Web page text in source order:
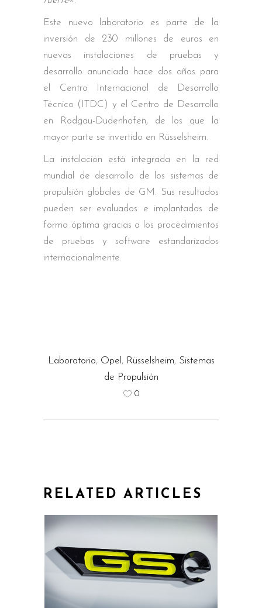
Este nuevo laboratorio es parte de la
inversión de 230 millones de euros en
nuevas instalaciones de pruebas y
desarrollo anunciada hace dos años para
el Centro Internacional de Desarrollo
Técnico (ITDC) y el Centro de Desarrollo
en Rodgau-Dudenhofen, de los que la
mayor parte se invertido en Rüsselsheim.
La instalación está integrada en la red
mundial de desarrollo de los sistemas de
propulsión globales de GM. Sus resultados
pueden ser evaluados e implantados de
forma óptima gracias a los procedimientos
de pruebas y software estandarizados
internacionalmente.
Laboratorio, Opel , Rüsselsheim, Sistemas
de Propulsión
0
RELATED ARTICLES